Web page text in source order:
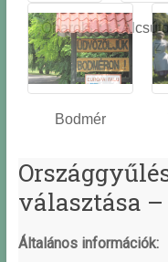
Óbarok
z
Bodmér
választása –
Általános információk: